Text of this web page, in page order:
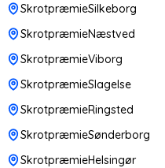
SkrotpræmieSilkeborg
SkrotpræmieNæstved
SkrotpræmieViborg
SkrotpræmieSlagelse
SkrotpræmieRingsted
SkrotpræmieSønderborg
SkrotpræmieHelsingør